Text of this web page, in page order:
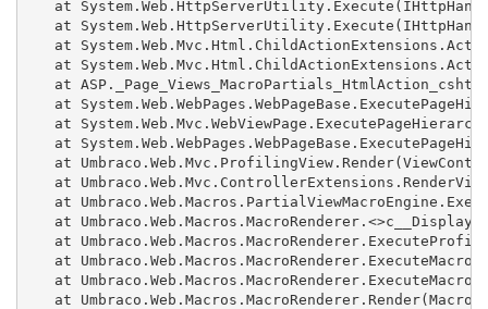
at
at
at
at
at
at
at
at
at
at
at
at
at
at
at
at